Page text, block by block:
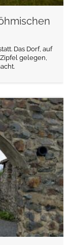
Das Dorf, auf
gelegen,